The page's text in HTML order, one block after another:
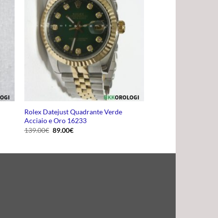
Rolex Datejust Quadrante Verde
Acciaio e Oro 16233
139.00€ Il
89.00€Il